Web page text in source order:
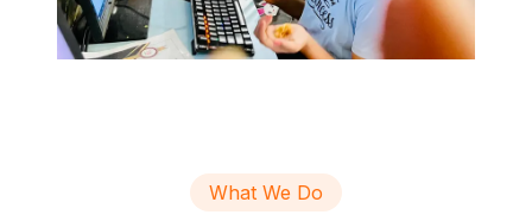
What We Do